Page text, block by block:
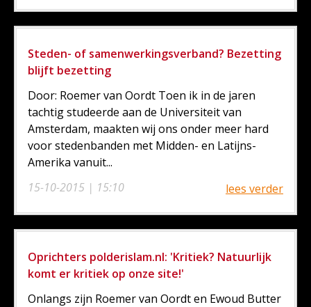
Steden- of samenwerkingsverband? Bezetting
blijft bezetting
15-10-2015 | 15:10
Door: Roemer van Oordt Toen ik in de jaren
tachtig studeerde aan de Universiteit van
Amsterdam, maakten wij ons onder meer hard
voor stedenbanden met Midden- en Latijns-
Amerika vanuit...
lees verder
Oprichters polderislam.nl: 'Kritiek? Natuurlijk
komt er kritiek op onze site!'
Onlangs zijn Roemer van Oordt en Ewoud Butter